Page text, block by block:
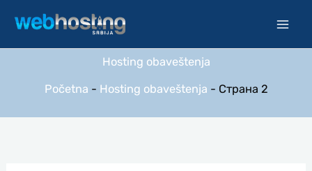
sadržaj
Hosting obaveštenja
Početna - Hosting obaveštenja - Страна 2